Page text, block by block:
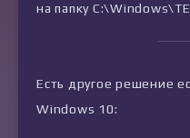
на папку
Есть другое решение
Windows 10: